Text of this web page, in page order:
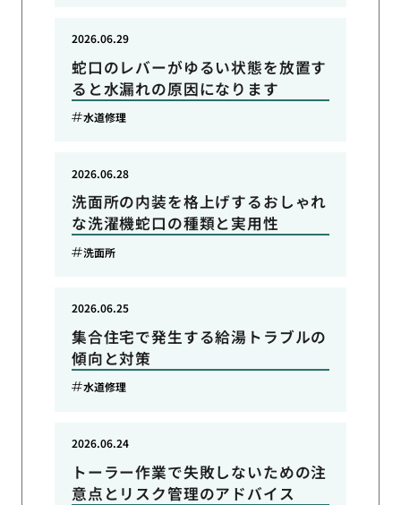
蛇口のレバーがゆるい状態を放置す
ると水漏れの原因になります
2026.06.29
水道修理
洗面所の内装を格上げするおしゃれ
な洗濯機蛇口の種類と実用性
2026.06.28
洗面所
集合住宅で発生する給湯トラブルの
傾向と対策
2026.06.25
水道修理
トーラー作業で失敗しないための注
意点とリスク管理のアドバイス
2026.06.24